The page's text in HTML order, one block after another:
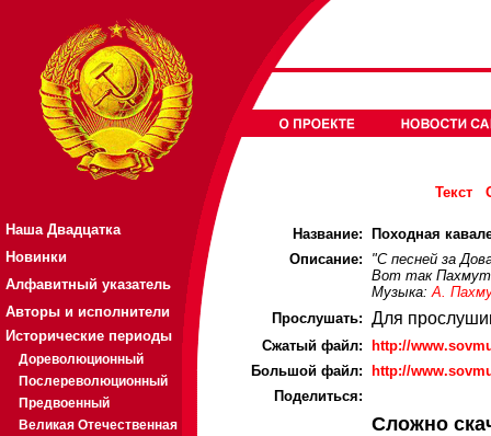
Наша Двадцатка
Новинки
Алфавитный указатель
Авторы и исполнители
Исторические периоды
Дореволюционный
Послереволюционный
Предвоенный
Великая Отечественная
Текст
Название:
Походная
Описание:
"С песней за
Вот так
Музыка:А.
Прослушать: Для
Cжатый файл:
http://
Большой файл:
http://
Поделиться:
Сложно